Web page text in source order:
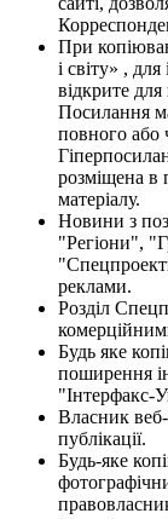
При
і світу» ,
відкрите
Посилання
повного або
розміщена в
матеріалу.
Новини з
"Регіони",
реклами.
Розділ
Будь яке
поширення
"Інтерфакс-
Власник
публікації.
Будь-яке